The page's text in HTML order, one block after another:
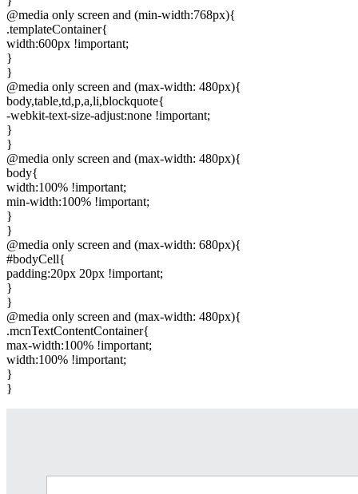
@media only screen and (min-width:768px){
.templateContainer{
width:600px !important;
}
}
@media only screen and (max-width: 480px){
body,table,td,p,a,li,blockquote{
-webkit-text-size-adjust:none !important;
}
}
@media only screen and (max-width: 480px){
body{
width:100% !important;
min-width:100% !important;
}
}
@media only screen and (max-width: 680px){
#bodyCell{
padding:20px 20px !important;
}
}
@media only screen and (max-width: 480px){
.mcnTextContentContainer{
max-width:100% !important;
width:100% !important;
}
}